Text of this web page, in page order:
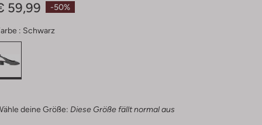
-50%
59,99
: Schwarz
deine Größe: Diese Größe fällt normal aus